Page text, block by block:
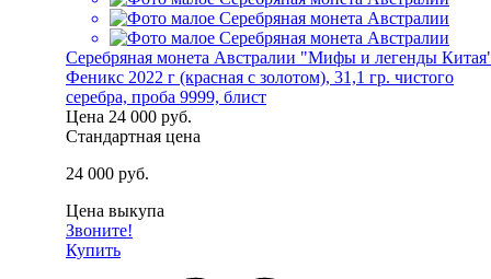
Серебряная монета Австралии "Мифы и легенды
Феникс 2022 г (красная с золотом), 31,1 гр. чистого
серебра, проба 9999, блист
Цена 24 000 руб.
Стандартная цена
24 000 руб.
Цена выкупа
Звоните!
Купить